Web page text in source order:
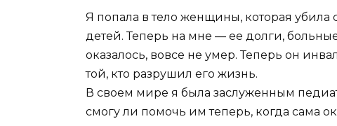
Я попала в тело женщины, которая убила
детей. Теперь на мне — ее долги,
оказалось, вовсе не умер. Теперь он
той, кто разрушил его жизнь.
В своем мире я была заслуженным
смогу ли помочь им теперь, когда сама